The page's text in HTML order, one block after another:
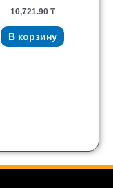
10,721.90 ₸
В корзину